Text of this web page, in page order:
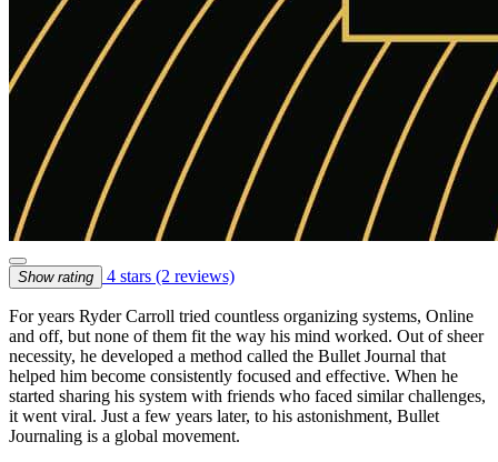
Show rating 4 stars (2 reviews)
For years Ryder Carroll tried countless organizing systems, Online
and off, but none of them fit the way his mind worked. Out of sheer
necessity, he developed a method called the Bullet Journal that
helped him become consistently focused and effective. When he
started sharing his system with friends who faced similar challenges,
it went viral. Just a few years later, to his astonishment, Bullet
Journaling is a global movement.